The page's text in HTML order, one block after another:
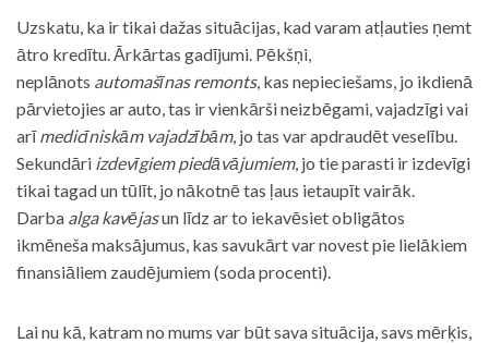
Uzskatu, ka ir tikai dažas situācijas, kad varam atļauties ņemt
ātro kredītu. Ārkārtas gadījumi. Pēkšņi,
neplānots automašīnas remonts, kas nepieciešams, jo ikdienā
pārvietojies ar auto, tas ir vienkārši neizbēgami, vajadzīgi vai
arīmedicīniskām vajadzībām, jo tas var apdraudēt veselību.
Sekundāri izdevīgiem piedāvājumiem, jo tie parasti ir izdevīgi
tikai tagad un tūlīt, jo nākotnē tas ļaus ietaupīt vairāk.
Darba alga kavējasun līdz ar to iekavēsiet obligātos
ikmēneša maksājumus, kas savukārt var novest pie lielākiem
finansiāliem zaudējumiem (soda procenti).
Lai nu kā, katram no mums var būt sava situācija, savs mērķis,